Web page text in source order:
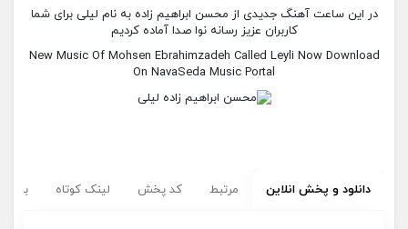
در این ساعت آهنگ جدیدی از محسن ابراهیم زاده به نام لیلی برای شما
کاربران عزیز رسانه نوا صدا آماده کردیم
New Music Of Mohsen Ebrahimzadeh Called Leyli Now Download
On NavaSeda Music Portal
دانلود و پخش انلاین مرتبط کد پخش لینک کوتاه